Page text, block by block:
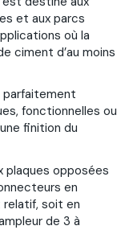
et aux parcs
où la
ciment d’au moins
parfaitement
fonctionnelles ou
finition du
plaques opposées
en
soit en
de 3 à